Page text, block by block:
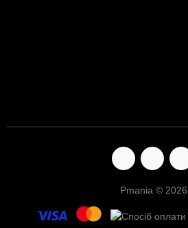
Pmania © 2026